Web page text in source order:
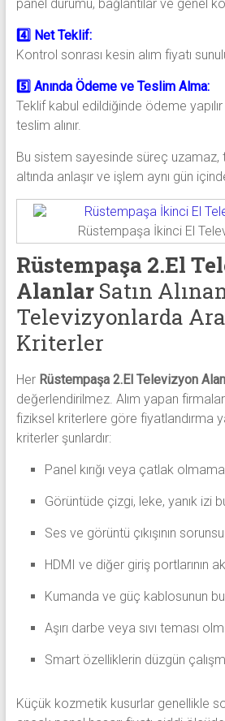
panel durumu, bağlantılar ve genel
4️⃣ Net Teklif:
Kontrol sonrası kesin alım fiyatı
5️⃣ Anında Ödeme ve Teslim Alma:
Teklif kabul edildiğinde ödeme
teslim alınır.
Bu sistem sayesinde süreç
altında anlaşır ve işlem aynı gün
Rüstempaşa İkinci El
Rüstempaşa 2.El
Alanlar Satın
Televizyonlarda
Kriterler
Her Rüstempaşa 2.El Televizyon
değerlendirilmez. Alım yapan
fiziksel kriterlere göre fiyatlandırma
kriterler şunlardır:
Panel kırığı veya çatlak
Görüntüde çizgi, leke, yanık izi
Ses ve görüntü çıkışının
HDMI ve diğer giriş portlarının
Kumanda ve güç kablosunun
Aşırı darbe veya sıvı teması
Smart özelliklerin düzgün
Küçük kozmetik kusurlar genellikle